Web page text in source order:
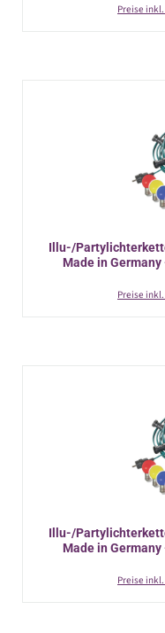
Preise
Illu-/
Made in
Preise
Illu-/
Made in
Preise